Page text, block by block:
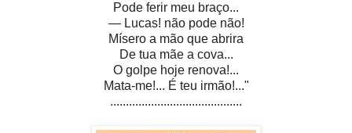
Pode ferir meu braço...
— Lucas! não pode não!
Mísero a mão que abrira
De tua mãe a cova...
O golpe hoje renova!...
Mata-me!... É teu irmão!..."
..........................................